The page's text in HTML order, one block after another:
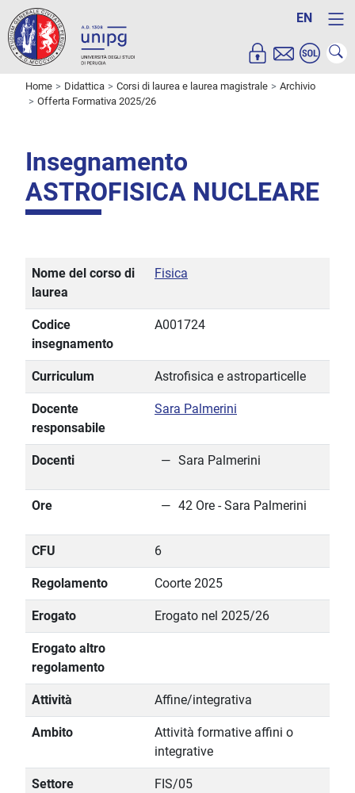
EN
Home Didattica Corsi di laurea e laurea magistrale
Archivio
Offerta Formativa 2025/26
Insegnamento
ASTROFISICA NUCLEARE
Nome del corso di
laurea
Fisica
Codice
insegnamento
A001724
Curriculum Astrofisica e astroparticelle
Docente
responsabile
Sara Palmerini
Docenti Sara Palmerini
Ore 42 Ore - Sara Palmerini
CFU 6
Regolamento Coorte 2025
Erogato Erogato nel 2025/26
Erogato altro
regolamento
Attività Affine/integrativa
Ambito
Attività formative affini o
integrative
Settore FIS/05